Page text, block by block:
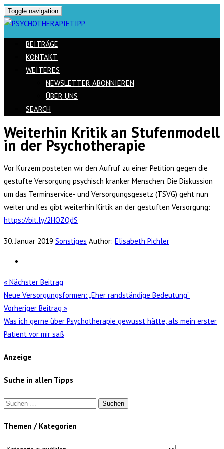
Toggle navigation
BEITRÄGE
KONTAKT
WEITERES
NEWSLETTER ABONNIEREN
ÜBER UNS
SEARCH
Skip
to
Weiterhin Kritik an Stufenmodell
in der Psychotherapie
Vor Kurzem posteten wir den Aufruf zu einer Petition gegen die
gestufte Versorgung psychisch kranker Menschen. Die Diskussion
um das Terminservice- und Versorgungsgesetz (TSVG) geht nun
weiter und es gibt weiterhin Kirtik an der gestuften Versorgung:
https://bit.ly/2HOZQdS
30. Januar 2019 Sonstiges Author: Elisabeth Pichler
« Nächster Beitrag
Neue Versorgungsformen: „Eher randständige Bedeutung“
Vorheriger Beitrag »
Was ich gerne über Psychotherapie gewusst hätte, als mein erster
Patient vor mir saß
Anzeige
Suche in allen Tipps
Suchen
Themen / Kategorien